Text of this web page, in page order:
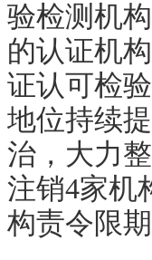
验检测机
的认证机构
证认可检
地位持续
治，大力
注销4家机
构责令限